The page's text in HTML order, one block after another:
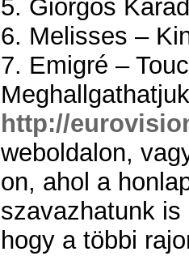
5. Giorgos
6. Melisses –
7. Emigré –
http://
weboldalon,
on, ahol a
szavazhatunk
hogy a többi